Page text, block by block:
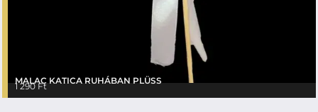
MALAC KATICA RUHÁBAN PLÜSS
1 290 Ft